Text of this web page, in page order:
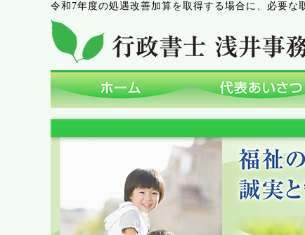
令和7年度の処遇改善加算を取得する場合に、必要な